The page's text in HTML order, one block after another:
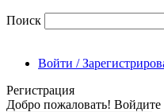
Поиск
Войти /
Регистрация
Добро пожаловать!